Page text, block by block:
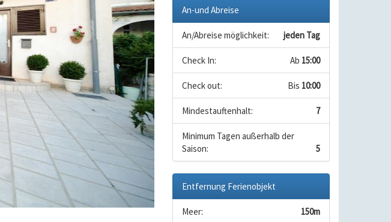
An-und Abreise
An/Abreise möglichkeit: jeden Tag
Check In: Ab 15:00
Check out: Bis 10:00
Mindestauftenhalt: 7
Minimum Tagen außerhalb der
Saison:
5
Entfernung Ferienobjekt
Meer: 150m